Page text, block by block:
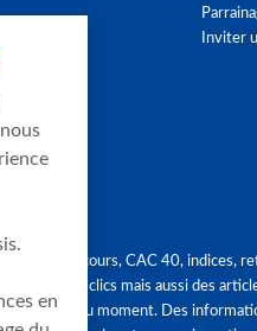
Inviter
Graphique, cours, CAC 40, indices,
en quelques clics mais aussi des
tendances du moment. Des
en